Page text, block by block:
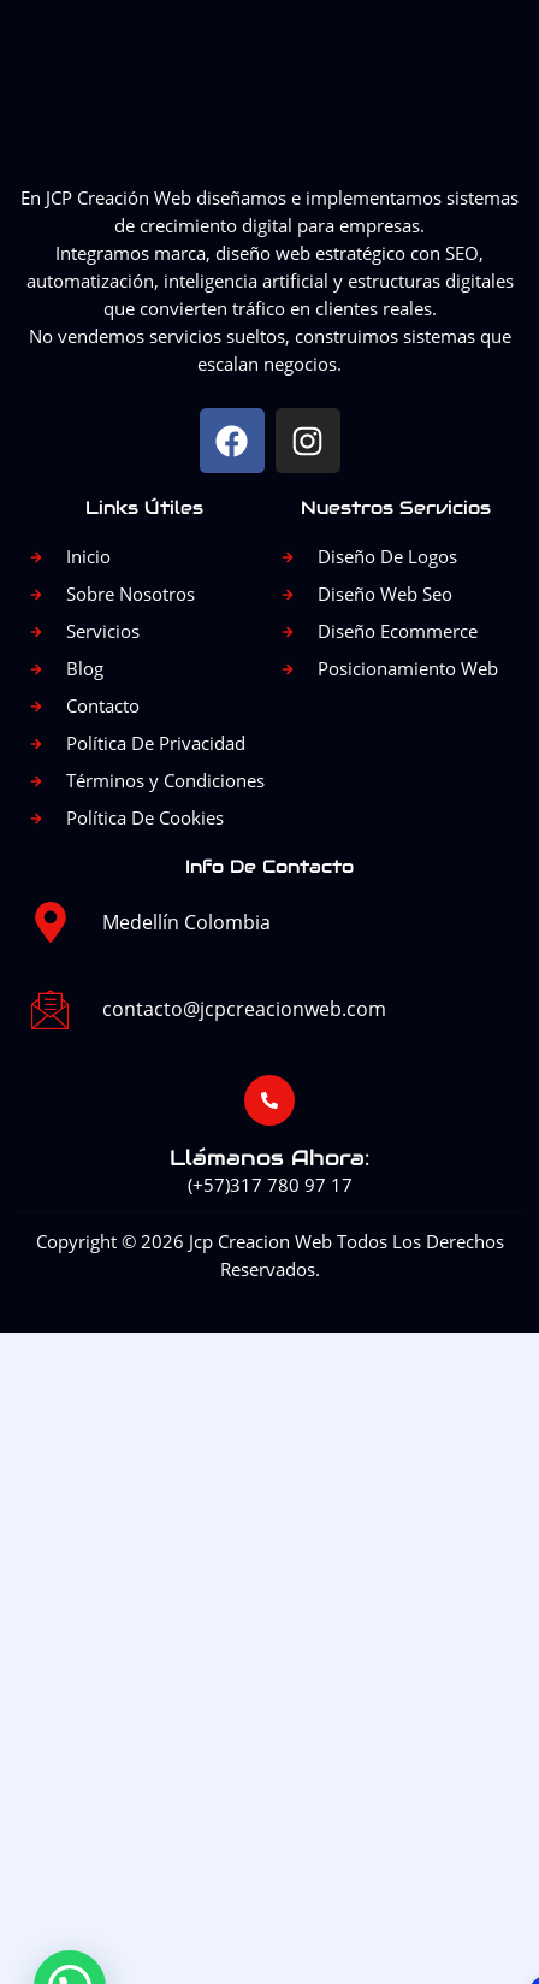
En JCP Creación Web diseñamos e implementamos sistemas
de crecimiento digital para empresas.
Integramos marca, diseño web estratégico con SEO,
automatización, inteligencia artificial y estructuras digitales
que convierten tráfico en clientes reales.
No vendemos servicios sueltos, construimos sistemas que
escalan negocios.
F
a
c
I
n
s
t
a
g
a
m
Links Útiles
Inicio
Sobre Nosotros
Servicios
Blog
Contacto
Política De Privacidad
Términos y Condiciones
Política De Cookies
Nuestros Servicios
Diseño De Logos
Diseño Web Seo
Diseño Ecommerce
Posicionamiento Web
Info De Contacto
Medellín Colombia
contacto@jcpcreacionweb.com
Llámanos Ahora:
(+57)317 780 97 17
Copyright © 2026 Jcp Creacion Web Todos Los Derechos
Reservados.